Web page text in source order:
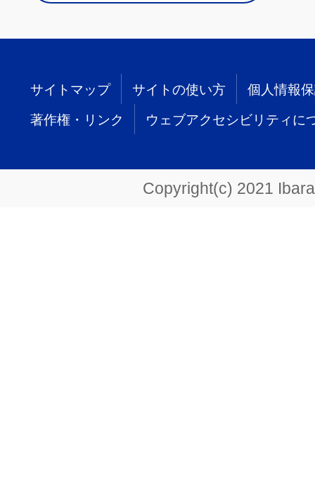
サイトマップ サイトの使い方 個人情報
著作権・リンク ウェブアクセシビリティに
Copyright(c) 2021